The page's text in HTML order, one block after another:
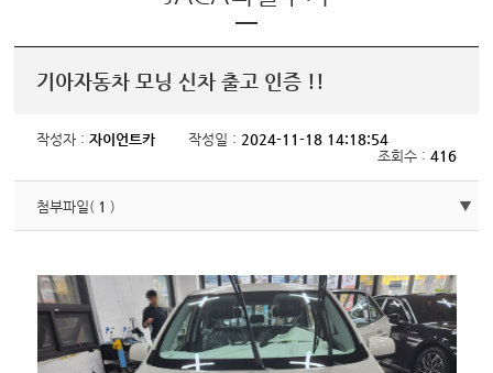
기아자동차 모닝 신차 출고 인증 !!
작성자 :자이언트카 작성일 : 2024-11-18 14:18:54
조회수 : 416
첨부파일( 1 )